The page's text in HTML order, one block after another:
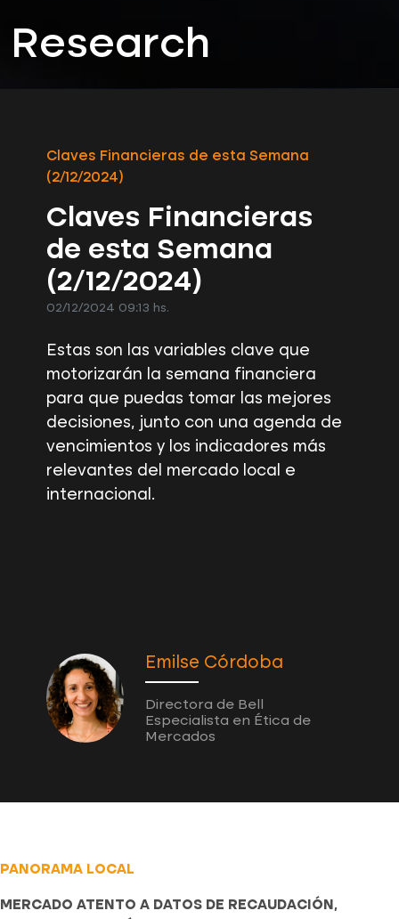
Research
Claves Financieras de esta Semana
(2/12/2024)
Claves Financieras
de esta Semana
(2/12/2024)
02/12/2024 09:13 hs.
Estas son las variables clave que
motorizarán la semana financiera
para que puedas tomar las mejores
decisiones, junto con una agenda de
vencimientos y los indicadores más
relevantes del mercado local e
internacional.
Emilse Córdoba
Directora de Bell
Especialista en Ética de
Mercados
PANORAMA LOCAL
MERCADO ATENTO A DATOS DE RECAUDACIÓN,